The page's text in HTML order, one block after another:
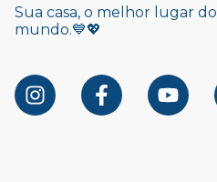
Sua casa, o melhor lugar do
mundo.💙💖